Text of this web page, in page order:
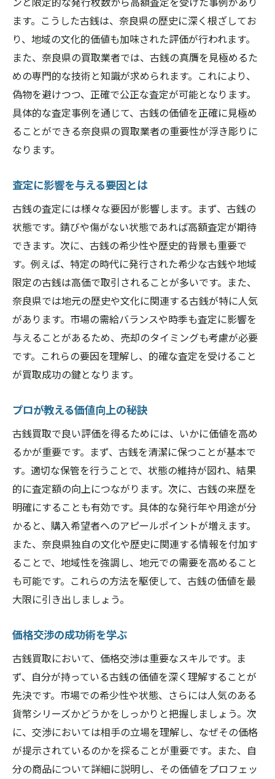
ます。こうした古銭は、奈良県の歴史に深く根ざしてお
り、地域の文化的価値も加味された評価が行われます。
また、奈良県の買取業者では、古銭の真贋を見極めるた
めの専門的な技術と知識が求められます。これにより、
偽物を避けつつ、正確で公正な査定が可能となります。
具体的な査定事例を通じて、古銭の価値を正確に見極め
ることができる奈良県の買取業者の重要性が浮き彫りに
なります。
査定に影響を与える要因とは
古銭の査定には様々な要因が影響します。まず、古銭の
状態です。錆びや傷がない状態であれば高額査定が期待
できます。次に、古銭の希少性や歴史的背景も重要で
す。例えば、特定の時代に発行された希少な古銭や地域
限定の古銭は高価で取引されることが多いです。また、
奈良県では地元の歴史や文化に関連する古銭が特に人気
があります。市場の需給バランスや時季も査定に影響を
与えることがあるため、売却のタイミングも考慮が必要
です。これらの要因を理解し、的確な査定を受けること
が買取成功の鍵となります。
プロが教える価値向上の秘訣
古銭買取で良い評価を得るためには、いかに価値を高め
るかが重要です。まず、古銭を清潔に保つことが基本で
す。適切な保管を行うことで、状態の維持が図れ、結果
的に査定額の向上につながります。次に、古銭の来歴を
明確にすることも有効です。具体的な発行年や用途が分
かると、購入希望者へのアピールポイントが増えます。
また、奈良県独自の文化や歴史に関連する情報を付加す
ることで、地域性を強調し、地元での需要を高めること
も可能です。これらの方法を駆使して、古銭の価値を最
大限に引き出しましょう。
価格交渉の成功術を学ぶ
古銭買取において、価格交渉は重要なスキルです。ま
ず、自分が持っている古銭の価値を深く理解することが
先決です。市場での希少性や状態、さらには人気のある
貨幣シリーズかどうかをしっかりと把握しましょう。次
に、交渉においては相手の立場を理解し、なぜその価格
が提示されているのかを探ることが重要です。また、自
分の商品について詳細に説明し、その価値をプロフェッ